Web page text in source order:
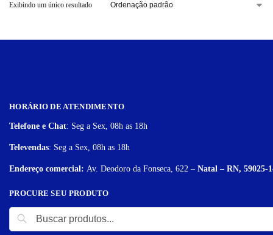
Exibindo um único resultado
HORÁRIO DE ATENDIMENTO
Telefone e Chat: Seg a Sex, 08h as 18h
Televendas: Seg a Sex, 08h as 18h
Endereço comercial: Av. Deodoro da Fonseca, 622 – Natal – RN, 59025-
PROCURE SEU PRODUTO